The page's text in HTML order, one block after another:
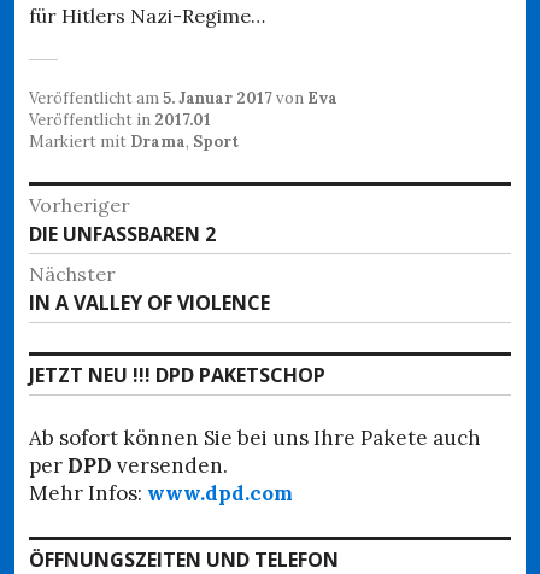
für Hitlers Nazi-Regime…
Veröffentlicht am5. Januar 2017von Eva
Veröffentlicht in 2017.01
Markiert mit Drama, Sport
Beitragsnavigation
Vorheriger
Vorheriger
Beitrag:
DIE UNFASSBAREN 2
Nächster
Nächster
Beitrag:
IN A VALLEY OF VIOLENCE
JETZT NEU !!! DPD PAKETSCHOP
Ab sofort können Sie bei uns Ihre Pakete auch
per DPD versenden.
Mehr Infos: www.dpd.com
ÖFFNUNGSZEITEN UND TELEFON